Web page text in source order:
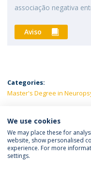
associação negativa
Aviso
Categories:
Master's Degree in
LATEST NEWS
Política de
We use cookies
We may place these for
website, show personalised
experience. For more
settings.